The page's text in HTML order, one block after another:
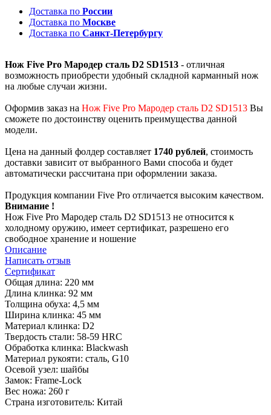
Доставка по России
Доставка по Москве
Доставка по Санкт-Петербургу
Нож Five Pro Мародер сталь D2 SD1513 - отличная
возможность приобрести удобный складной карманный нож
на любые случаи жизни.
Оформив заказ на Нож Five Pro Мародер сталь D2 SD1513 Вы
сможете по достоинству оценить преимущества данной
модели.
Цена на данный фолдер составляет 1740 рублей, стоимость
доставки зависит от выбранного Вами способа и будет
автоматически рассчитана при оформлении заказа.
Продукция компании Five Pro отличается высоким качеством.
Внимание !
Нож Five Pro Мародер сталь D2 SD1513 не относится к
холодному оружию, имеет сертификат, разрешено его
свободное хранение и ношение
Описание
Написать отзыв
Сертификат
Общая длина: 220 мм
Длина клинка: 92 мм
Толщина обуха: 4,5 мм
Ширина клинка: 45 мм
Материал клинка: D2
Твердость стали: 58-59 HRC
Обработка клинка: Blackwash
Материал рукояти: сталь, G10
Осевой узел: шайбы
Замок: Frame-Lock
Вес ножа: 260 г
Страна изготовитель: Китай